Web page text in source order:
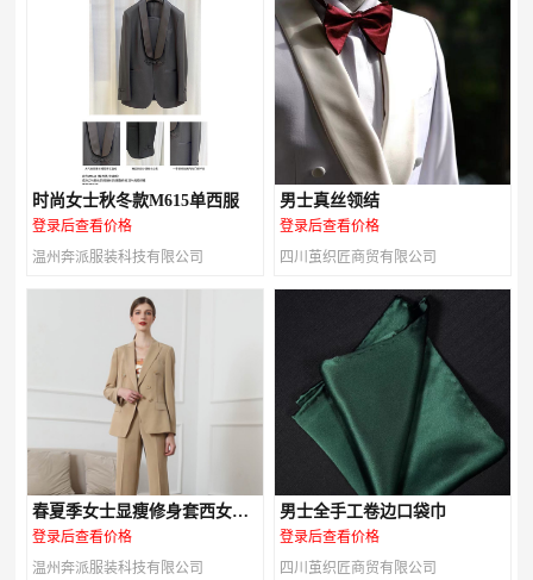
时尚女士秋冬款M615单西服
登录后查看价格
温州奔派服装科技有限公司
男士真丝领结
登录后查看价格
四川茧织匠商贸有限公司
春夏季女士显瘦修身套西女装
M616款
登录后查看价格
温州奔派服装科技有限公司
男士全手工卷边口袋巾
登录后查看价格
四川茧织匠商贸有限公司